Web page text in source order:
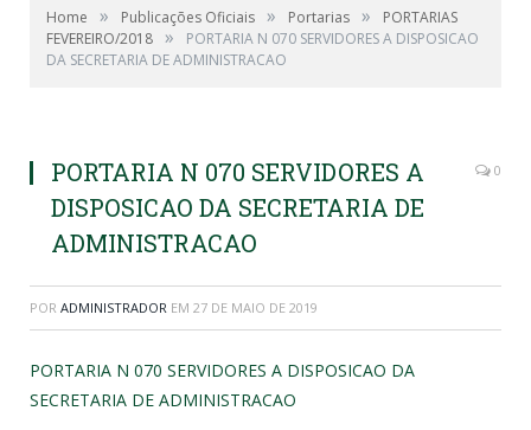
Home » Publicações Oficiais » Portarias »
PORTARIAS
FEVEREIRO/2018 »
PORTARIA N 070 SERVIDORES A DISPOSICAO
DA SECRETARIA DE ADMINISTRACAO
PORTARIA N 070 SERVIDORES A
DISPOSICAO DA SECRETARIA DE
ADMINISTRACAO
0
POR ADMINISTRADOR EM 27 DE MAIO DE 2019
PORTARIA N 070 SERVIDORES A DISPOSICAO DA
SECRETARIA DE ADMINISTRACAO